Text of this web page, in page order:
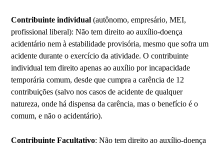
Contribuinte individual (autônomo, empresário, MEI,
profissional liberal): Não tem direito ao auxílio-doença
acidentário nem à estabilidade provisória, mesmo que sofra um
acidente durante o exercício da atividade. O contribuinte
individual tem direito apenas ao auxílio por incapacidade
temporária comum, desde que cumpra a carência de 12
contribuições (salvo nos casos de acidente de qualquer
natureza, onde há dispensa da carência, mas o benefício é o
comum, e não o acidentário).
Contribuinte Facultativo: Não tem direito ao auxílio-doença